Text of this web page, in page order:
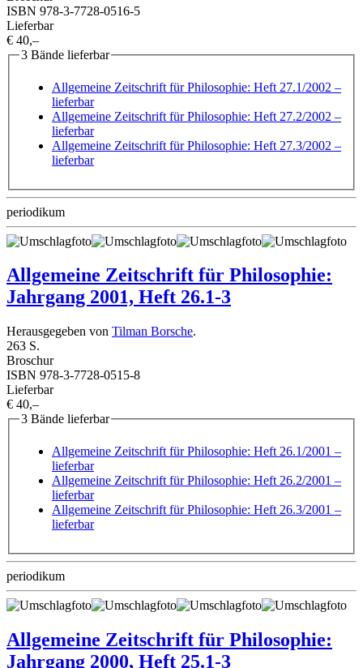
ISBN 978-3-7728-0516-5
Lieferbar
€ 40,–
3 Bände lieferbar
Allgemeine Zeitschrift für Philosophie: Heft 27.1/2002 –
lieferbar
Allgemeine Zeitschrift für Philosophie: Heft 27.2/2002 –
lieferbar
Allgemeine Zeitschrift für Philosophie: Heft 27.3/2002 –
lieferbar
periodikum
Allgemeine Zeitschrift für Philosophie:
Jahrgang 2001, Heft 26.1-3
Herausgegeben von Tilman Borsche.
263 S.
Broschur
ISBN 978-3-7728-0515-8
Lieferbar
€ 40,–
3 Bände lieferbar
Allgemeine Zeitschrift für Philosophie: Heft 26.1/2001 –
lieferbar
Allgemeine Zeitschrift für Philosophie: Heft 26.2/2001 –
lieferbar
Allgemeine Zeitschrift für Philosophie: Heft 26.3/2001 –
lieferbar
periodikum
Allgemeine Zeitschrift für Philosophie:
Jahrgang 2000, Heft 25.1-3